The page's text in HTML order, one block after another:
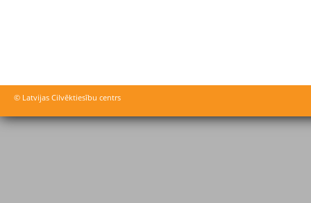
© Latvijas Cilvēktiesību centrs